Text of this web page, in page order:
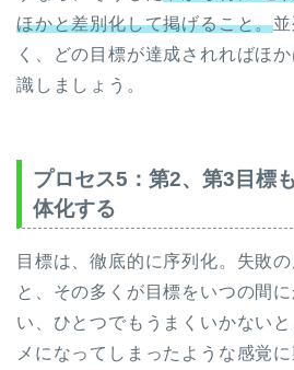
ほかと差別化して掲げること。
く、どの目標が達成されればほ
識しましょう。
プロセス5：第2、第3目標
体化する
目標は、徹底的に序列化。失敗
と、その多くが目標をいつの間
い、ひとつでもうまくいかない
メになってしまったような感覚